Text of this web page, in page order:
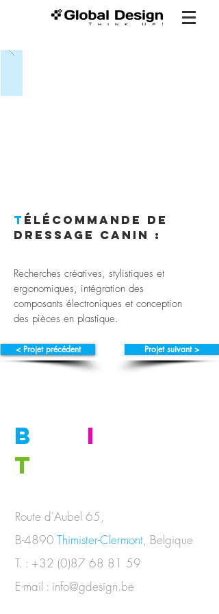
T élécommande de
dressage canin :
Recherches créatives, stylistiques et
ergonomiques, intégration des
composants électroniques et conception
des pièces en plastique.
Projet suivant >
< Projet précédent
B I
T
Route d'Aubel 65,
B-4890 Thimister-Clermont, Belgique
T. : +32 (0)87 68 81 59
E-mail : info@gdesign.be